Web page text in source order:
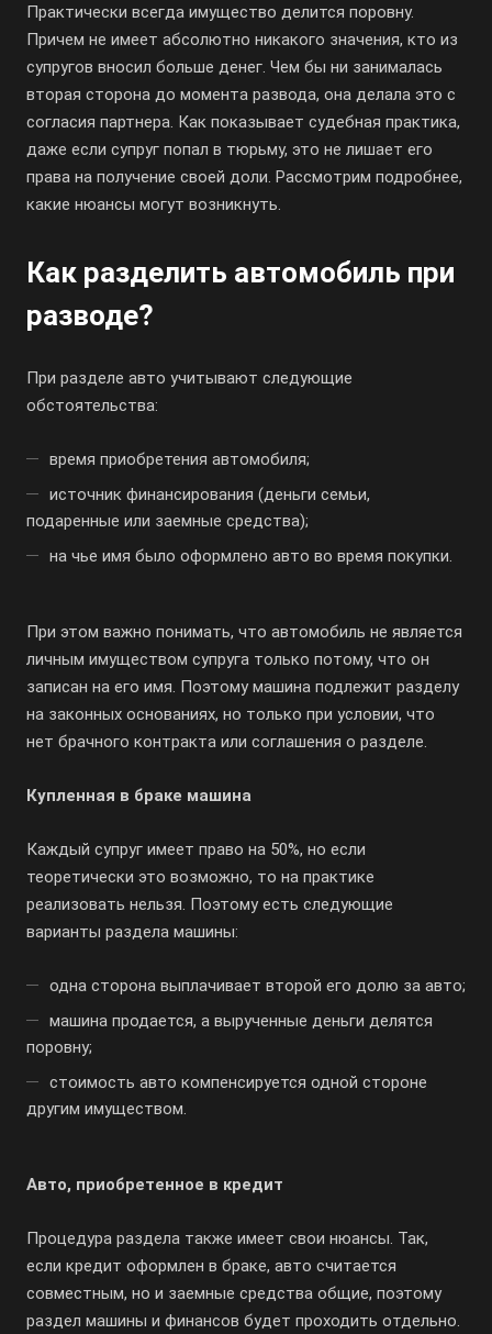
Практически всегда имущество делится поровну.
Причем не имеет абсолютно никакого значения, кто из
супругов вносил больше денег. Чем бы ни занималась
вторая сторона до момента развода, она делала это с
согласия партнера. Как показывает судебная практика,
даже если супруг попал в тюрьму, это не лишает его
права на получение своей доли. Рассмотрим подробнее,
какие нюансы могут возникнуть.
Как разделить автомобиль при
разводе?
При разделе авто учитывают следующие
обстоятельства:
время приобретения автомобиля;
источник финансирования (деньги семьи,
подаренные или заемные средства);
на чье имя было оформлено авто во время покупки.
При этом важно понимать, что автомобиль не является
личным имуществом супруга только потому, что он
записан на его имя. Поэтому машина подлежит разделу
на законных основаниях, но только при условии, что
нет брачного контракта или соглашения о разделе.
Купленная в браке машина
Каждый супруг имеет право на 50%, но если
теоретически это возможно, то на практике
реализовать нельзя. Поэтому есть следующие
варианты раздела машины:
одна сторона выплачивает второй его долю за авто;
машина продается, а вырученные деньги делятся
поровну;
стоимость авто компенсируется одной стороне
другим имуществом.
Авто, приобретенное в кредит
Процедура раздела также имеет свои нюансы. Так,
если кредит оформлен в браке, авто считается
совместным, но и заемные средства общие, поэтому
раздел машины и финансов будет проходить отдельно.